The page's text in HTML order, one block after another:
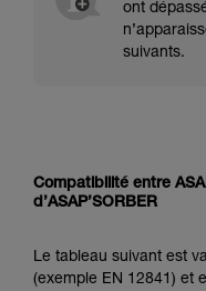
ont
suivants.
Compatibilité entre
d’ASAP’SORBER
Le tableau suivant est
(exemple EN 12841) et